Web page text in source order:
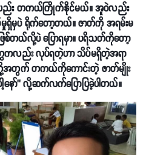
လည်း တကယ်ကြိုက်နိုင်မယ်။ အူဝဲလည်း
ရှိမှပဲ ရိုက်တော့တယ်။ ဇာတ်ကို အရမ်းမ
ဖြစ်တယ်လို့ပဲ ပြောရမှာ။ ပရိသတ်ကိုတော့
ကလည်း လုပ်ရတဲ့ဟာ သိပ်မရှိတဲ့အရာ
အတွက် တကယ်ကိုကောင်းတဲ့ ဇာတ်မျိုး
နော်’’ လို့ဆက်လက်ပြောပြခဲ့ပါတယ်။